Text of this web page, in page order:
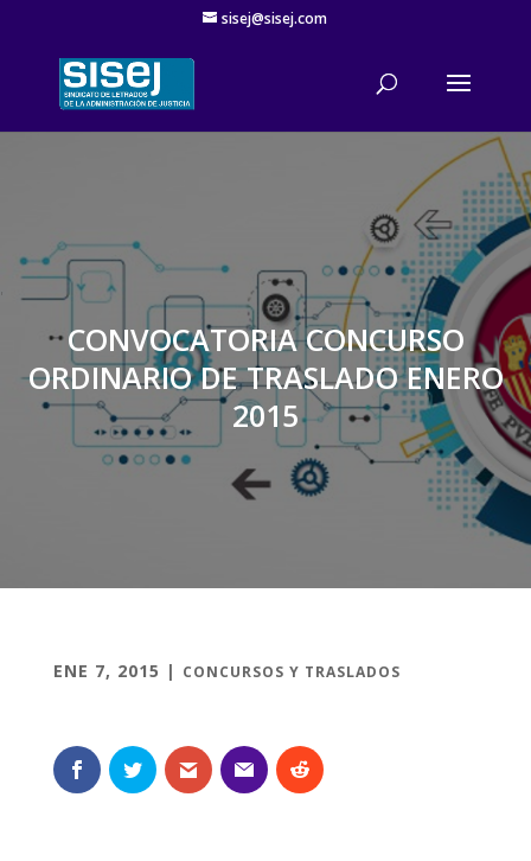
sisej@sisej.com
'
CONVOCATORIA CONCURSO
ORDINARIO DE TRASLADO ENERO
2015
ENE 7, 2015 | CONCURSOS Y TRASLADOS